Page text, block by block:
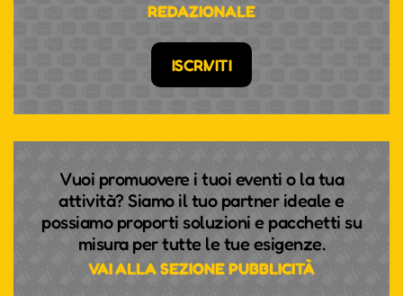
REDAZIONALE
ISCRIVITI
Vuoi promuovere i tuoi eventi o la tua
attività? Siamo il tuo partner ideale e
possiamo proporti soluzioni e pacchetti su
misura per tutte le tue esigenze.
VAI ALLA SEZIONE PUBBLICITÀ